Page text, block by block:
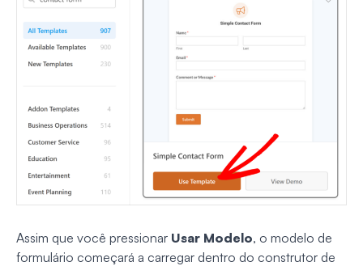
Assim que você pressionar Usar Modelo, o modelo de
formulário começará a carregar dentro do construtor de